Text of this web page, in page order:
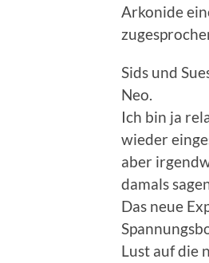
Arkonide
Sids und
Neo.
Ich bin ja
wieder
aber
damals
Das neue
Lust auf die